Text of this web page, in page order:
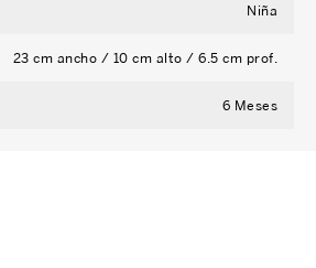
Niña
23 cm ancho / 10 cm alto / 6.5 cm prof.
6 Meses